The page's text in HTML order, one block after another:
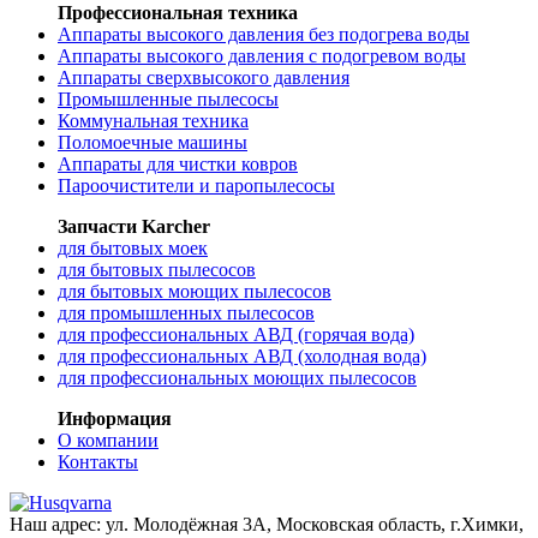
Профессиональная техника
Аппараты высокого давления без подогрева воды
Аппараты высокого давления с подогревом воды
Аппараты сверхвысокого давления
Промышленные пылесосы
Коммунальная техника
Поломоечные машины
Аппараты для чистки ковров
Пароочистители и паропылесосы
Запчасти Karcher
для бытовых моек
для бытовых пылесосов
для бытовых моющих пылесосов
для промышленных пылесосов
для профессиональных АВД (горячая вода)
для профессиональных АВД (холодная вода)
для профессиональных моющих пылесосов
Информация
О компании
Контакты
Наш адрес: ул. Молодёжная 3А, Московская область, г.Химки,